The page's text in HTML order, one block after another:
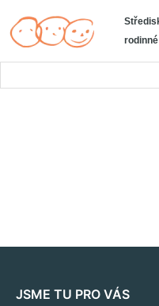
JSME TU PRO VÁS